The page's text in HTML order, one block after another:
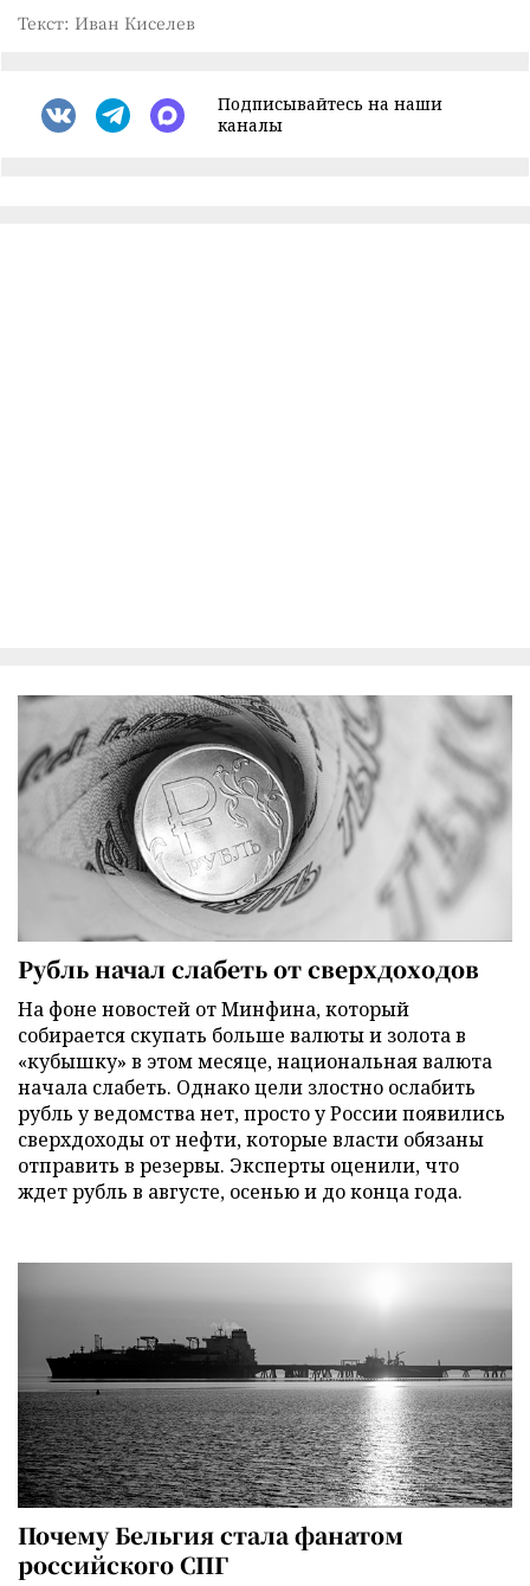
Текст: Иван Киселев
Подписывайтесь на наши
каналы
Рубль начал слабеть от сверхдоходов
На фоне новостей от Минфина, который
собирается скупать больше валюты и золота в
«кубышку» в этом месяце, национальная валюта
начала слабеть. Однако цели злостно ослабить
рубль у ведомства нет, просто у России появились
сверхдоходы от нефти, которые власти обязаны
отправить в резервы. Эксперты оценили, что
ждет рубль в августе, осенью и до конца года.
Почему Бельгия стала фанатом
российского СПГ